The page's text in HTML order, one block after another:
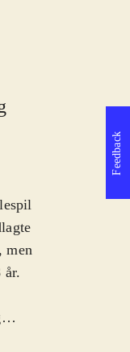
men
år.
Feedback